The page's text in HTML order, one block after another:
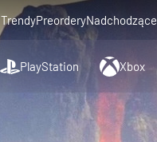
TrendyPreorderyNadchodzące
PlayStation Xbox